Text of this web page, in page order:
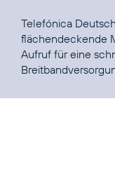
Telefónica
Aufruf für eine